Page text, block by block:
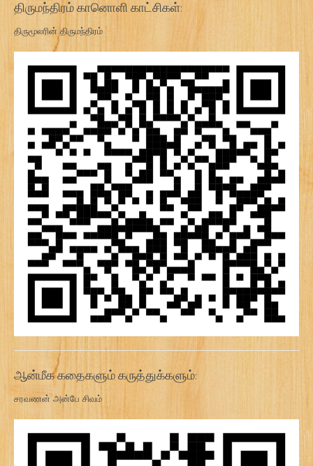
திருமந்திரம் கானொளி காட்சிகள்:
திருமூலரின் திருமந்திரம்
ஆன்மீக கதைகளும் கருத்துக்களும்:
சரவணன் அன்பே சிவம்